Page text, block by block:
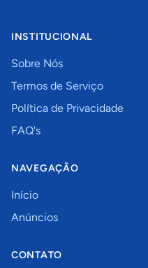
INSTITUCIONAL
Sobre Nós
Termos de Serviço
Política de Privacidade
FAQ's
NAVEGAÇÃO
Início
Anúncios
CONTATO